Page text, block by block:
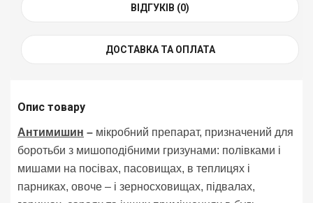
ВІДГУКІВ (0)
ДОСТАВКА ТА ОПЛАТА
Опис товару
Антимишин – мікробний препарат, призначений для
боротьби з мишоподібними гризунами: полівками і
мишами на посівах, пасовищах, в теплицях і
парниках, овоче – і зерносховищах, підвалах,